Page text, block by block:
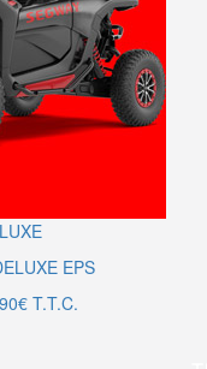
EPS
T.T.C.